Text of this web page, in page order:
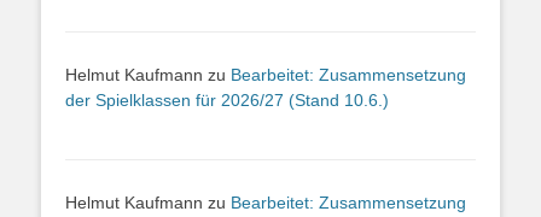
Helmut Kaufmann zu Bearbeitet: Zusammensetzung
der Spielklassen für 2026/27 (Stand 10.6.)
Helmut Kaufmann zu Bearbeitet: Zusammensetzung